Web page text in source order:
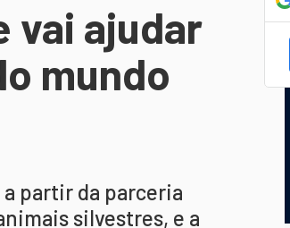
vai ajudar
mundo
a partir da parceria
silvestres, e a